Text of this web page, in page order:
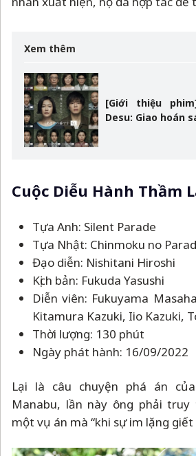
Xem thêm
[Giới thiệu
Desu: Giao hoán
Cuộc Diễu Hành Thầm
Tựa Anh: Silent Parade
Tựa Nhật: Chinmoku no
Đạo diễn: Nishitani Hiroshi
Kịch bản: Fukuda Yasushi
Diễn viên: Fukuyama
Kitamura Kazuki, Iio Kazuki,
Thời lượng: 130 phút
Ngày phát hành: 16/09/2022
Lại là câu chuyện phá án
Manabu, lần này ông phải
một vụ án mà “khi sự im lặng giết